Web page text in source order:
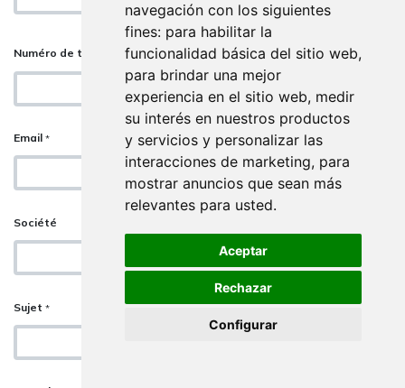
navegación con los siguientes
fines: para habilitar la
funcionalidad básica del sitio web,
para brindar una mejor
experiencia en el sitio web, medir
su interés en nuestros productos
y servicios y personalizar las
interacciones de marketing, para
mostrar anuncios que sean más
relevantes para usted.
Aceptar
Rechazar
Configurar
Numéro de téléphone
Email *
Société
Sujet *